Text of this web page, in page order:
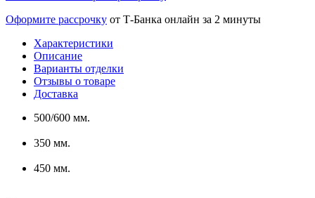
Оформите рассрочку от Т-Банка онлайн за 2 минуты
Характеристики
Описание
Варианты отделки
Отзывы о товаре
Доставка
500/600 мм.
350 мм.
450 мм.